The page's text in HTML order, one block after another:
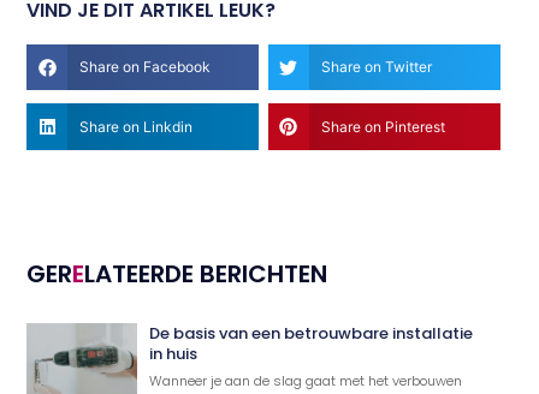
VIND JE DIT ARTIKEL LEUK?
Share on Facebook Share on Twitter
Share on Linkdin Share on Pinterest
GERELATEERDE BERICHTEN
De basis van een betrouwbare installatie
in huis
Wanneer je aan de slag gaat met het verbouwen